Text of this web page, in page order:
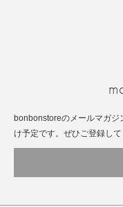
bonbonstoreのメールマガジ
け予定です。ぜひご登録して